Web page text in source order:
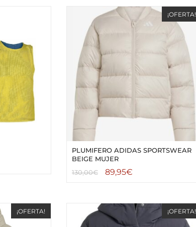
¡OFERTA!
PLUMIFERO ADIDAS SPORTSWEAR
BEIGE MUJER
130,00€ 89,95€
¡OFERTA! ¡OFERTA!